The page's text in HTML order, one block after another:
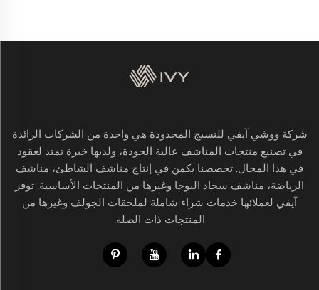
شركة ووشي آيفي للنسيج المحدودة هي واحدة من الشركات الرائدة
في تصنيع منتجات المناشف عالية الجودة، ولديها خبرة تمتد لعقود
في هذا المجال. تخصصنا يكمن في إنتاج مناشف الشاطئ، مناشف
الرياضة، مناشف سجاد اليوجا وغيرها من المنتجات الأساسية. توفر
آيفي لعملائها خدمات شراء شاملة لملحقات الجولف وغيرها من
المنتجات ذات الصلة.